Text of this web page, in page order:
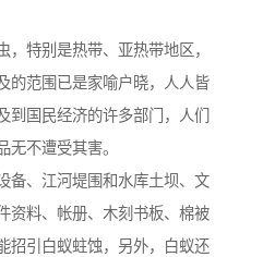
，特别是热带、亚热带地区，
的范围已是家喻户晓，人人皆
到国民经济的许多部门，人们
无不遭受其害。
备、江河堤围和水库土坝、文
资料、帐册、木刻书板、棉被
招引白蚁蛀蚀，另外，白蚁还